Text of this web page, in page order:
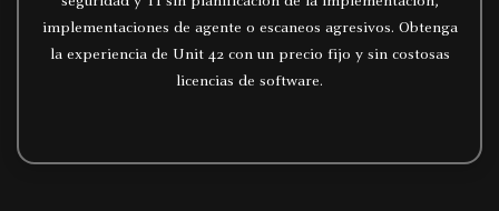
implementaciones de agente o escaneos agresivos. Obtenga
la experiencia de Unit 42 con un precio fijo y sin costosas
licencias de software.